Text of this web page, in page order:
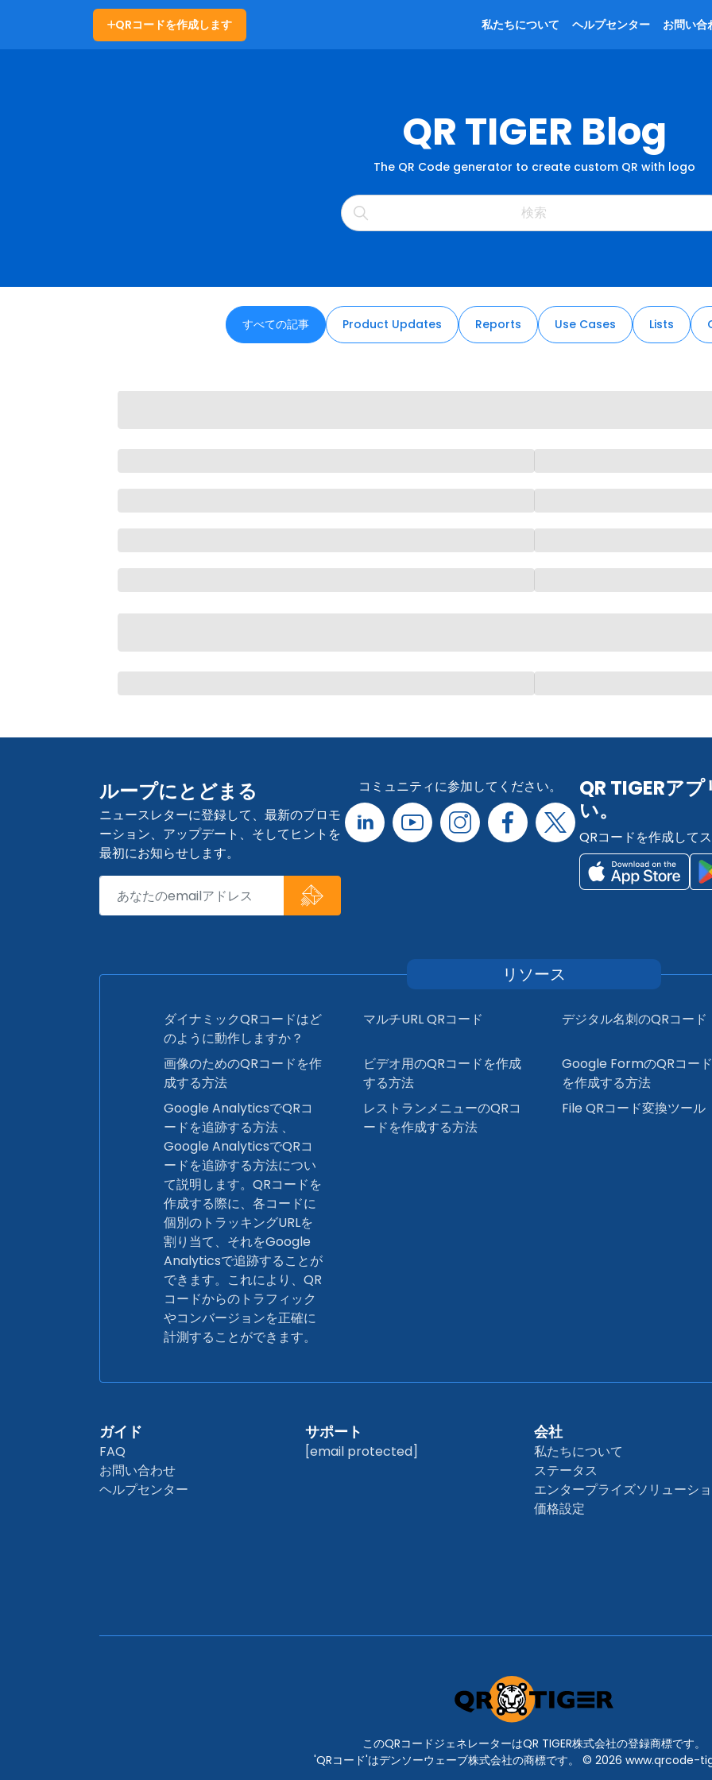
QRコードを作成します 私たちについて ヘルプセンター お問い合
QR TIGER Blog
The QR Code generator to create custom QR with logo
すべての記事 Product Updates Reports Use Cases Lists
ループにとどまる
ニュースレターに登録して、最新のプロモ
ーション、アップデート、そしてヒントを
最初にお知らせします。
コミュニティに参加してください。
QR TIGERア
い。
QRコードを作成して
リソース
ダイナミックQRコードはど
のように動作しますか？
マルチURL QRコード デジタル名刺のQRコード
画像のためのQRコードを作
成する方法
ビデオ用のQRコードを作成
する方法
Google FormのQRコード
を作成する方法
Google AnalyticsでQRコ
ードを追跡する方法 、
Google AnalyticsでQRコ
ードを追跡する方法につい
て説明します。QRコードを
作成する際に、各コードに
個別のトラッキングURLを
割り当て、それをGoogle
Analyticsで追跡することが
できます。これにより、QR
コードからのトラフィック
やコンバージョンを正確に
計測することができます。
レストランメニューのQRコ
ードを作成する方法
File QRコード変換ツール
ガイド
FAQ
お問い合わせ
ヘルプセンター
サポート
[email protected]
会社
私たちについて
ステータス
エンタープライズソリューシ
価格設定
このQRコードジェネレーターはQR TIGER株式会社の登録商標です。
'QRコード'はデンソーウェーブ株式会社の商標です。 © 2026 www.qrcode-